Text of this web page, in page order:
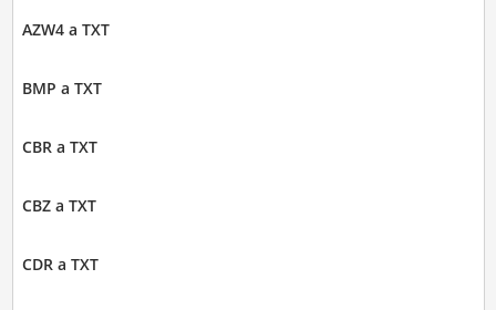
AZW4 a TXT
BMP a TXT
CBR a TXT
CBZ a TXT
CDR a TXT